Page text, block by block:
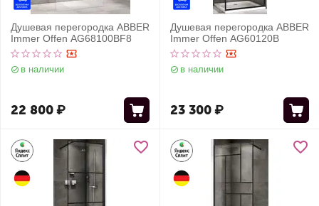
Душевая перегородка ABBER
Immer Offen AG68100BF8
в наличии
22 800₽
Душевая перегородка ABBER
Immer Offen AG60120B
в наличии
23 300₽